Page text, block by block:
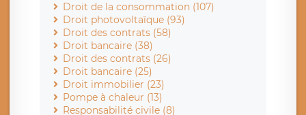
Droit de la consommation (107)
Droit photovoltaïque (93)
Droit des contrats (58)
Droit bancaire (38)
Droit des contrats (26)
Droit bancaire (25)
Droit immobilier (23)
Pompe à chaleur (13)
Responsabilité civile (8)